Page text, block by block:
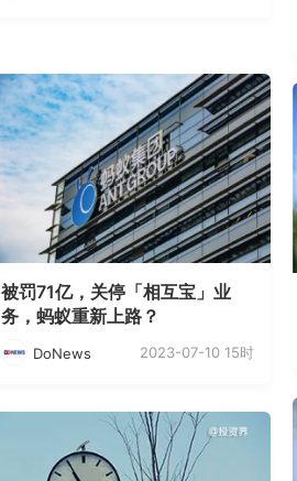
被罚71亿，关停「相互宝」业
务，蚂蚁重新上路？
DoNews 2023-07-10 15时